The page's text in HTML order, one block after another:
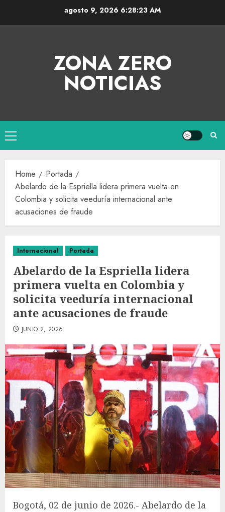
agosto 9, 2026 6:28:23 AM
ZONA ZERO
NOTICIAS
Home
Portada
Abelardo de la Espriella lidera primera vuelta en
Colombia y solicita veeduría internacional ante
acusaciones de fraude
Internacional Portada
Abelardo de la Espriella lidera
primera vuelta en Colombia y
solicita veeduría internacional
ante acusaciones de fraude
JUNIO 2, 2026
Bogotá, 02 de junio de 2026.- Abelardo de la